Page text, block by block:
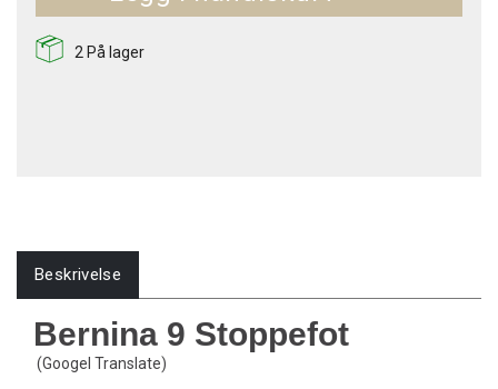
2 På lager
Beskrivelse
Bernina 9 Stoppefot
(Googel Translate)